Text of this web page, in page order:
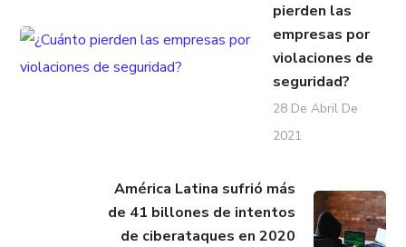
pierden las
empresas por
violaciones de
seguridad?
28 De Abril De
2021
América Latina sufrió más
de 41 billones de intentos
de ciberataques en 2020